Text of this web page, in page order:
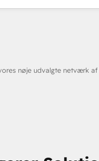
nøje udvalgte netværk